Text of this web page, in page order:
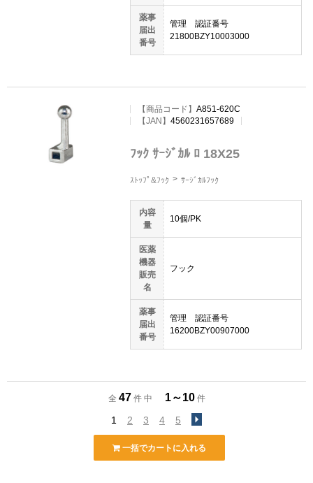
薬事
届出
番号
管理 認証番号
21800BZY10003000
【商品コード】A851-620C
【JAN】4560231657689
ﾌｯｸ ｻｰｼﾞｶﾙ ﾛ 18X25
ｽﾄｯﾌﾟ&ﾌｯｸ ｻｰｼﾞｶﾙﾌｯｸ
内容
量
10個/PK
医薬
機器
販売
名
フック
薬事
届出
番号
管理 認証番号
16200BZY00907000
全 47 件 中 1～10 件
1 2 3 4 5
一括でカートに入れる